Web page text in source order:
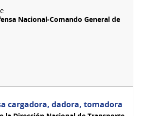
Nacional-Comando General de
cargadora, dadora, tomadora